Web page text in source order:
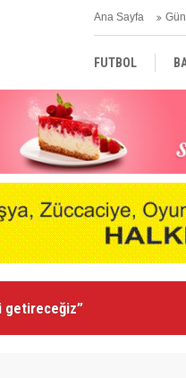
Ana Sayfa
FUTBOL
TÜRKİYE
Yurdu'nda